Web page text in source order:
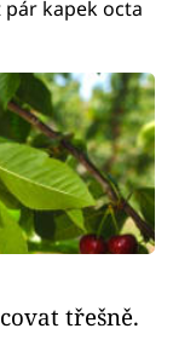
kapek octa
třešně.